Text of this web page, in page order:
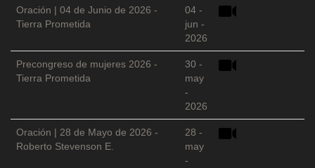
Oración | 04 de Junio de 2026 -
Tierra Prometida
04 -
jun -
2026
Precongreso de mujeres 2026 -
Tierra Prometida
30 -
may
-
2026
Oración | 28 de Mayo de 2026 -
Roberto Stevenson E.
28 -
may
-